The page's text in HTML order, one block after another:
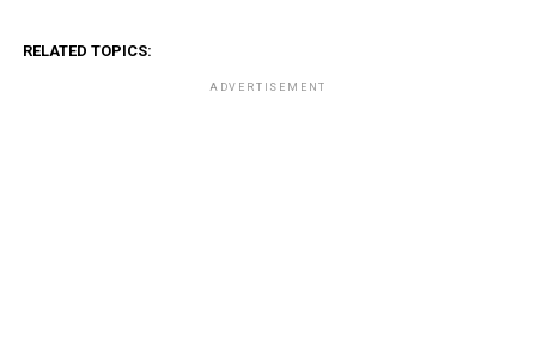
RELATED TOPICS:
ADVERTISEMENT